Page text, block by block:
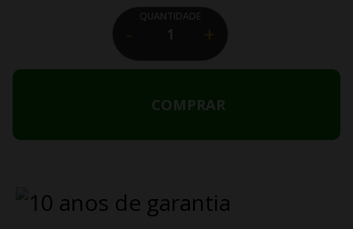
COMPRAR